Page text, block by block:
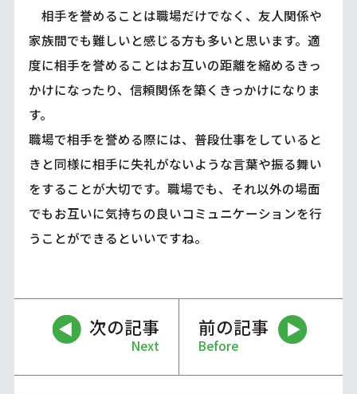
相手を誉めることは職場だけでなく、友人関係や
家族間でも難しいと感じる方も多いと思います。適
度に相手を誉めることはお互いの距離を縮めるきっ
かけになったり、信頼関係を築くきっかけになりま
す。
職場で相手を誉める際には、普段仕事をしていると
きと同様に相手に失礼がないような言葉や振る舞い
をすることが大切です。職場でも、それ以外の場面
でもお互いに気持ちの良いコミュニケーションを行
うことができるといいですね。
次の記事
Next
前の記事
Before